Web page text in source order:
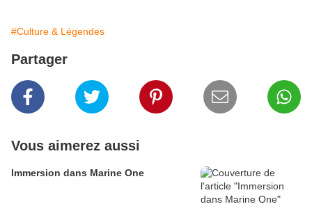
#Culture & Légendes
Partager
Vous aimerez aussi
Immersion dans Marine One